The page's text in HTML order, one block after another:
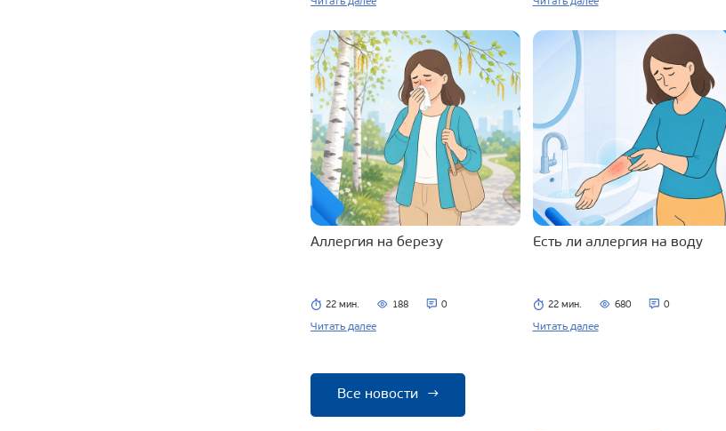
Аллергия на березу
22 мин. 188 0
Читать далее
Есть ли аллергия на воду
22 мин. 680 0
Читать далее
Все новости →